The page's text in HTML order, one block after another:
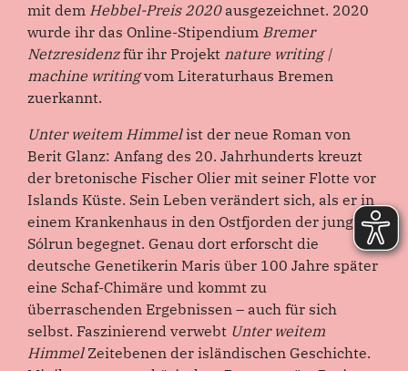
mit dem Hebbel-Preis 2020ausgezeichnet. 2020
wurde ihr das Online-Stipendium Bremer
Netzresidenzfür ihr Projekt nature writing |
machine writingvom Literaturhaus Bremen
zuerkannt.
Unter weitem Himmelist der neue Roman von
Berit Glanz: Anfang des 20. Jahrhunderts kreuzt
der bretonische Fischer Olier mit seiner Flotte vor
Islands Küste. Sein Leben verändert sich, als er in
einem Krankenhaus in den Ostfjorden der jungen
Sólrun begegnet. Genau dort erforscht die
deutsche Genetikerin Maris über 100 Jahre später
eine Schaf-Chimäre und kommt zu
überraschenden Ergebnissen – auch für sich
selbst. Faszinierend verwebt Unter weitem
HimmelZeitebenen der isländischen Geschichte.